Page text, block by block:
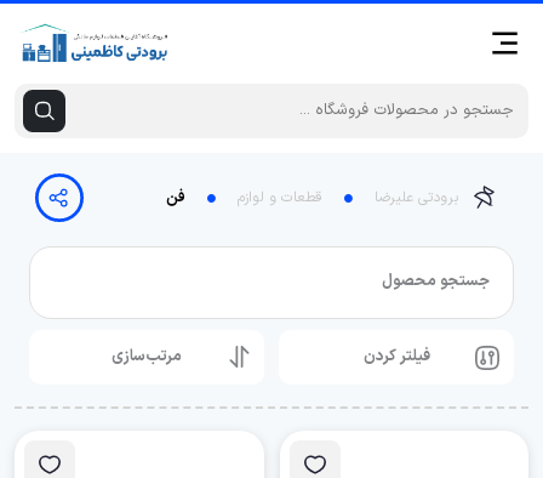
برودتی علیرضا قطعات و لوازم فن
جستجو محصول
فیلتر کردن مرتب‌سازی